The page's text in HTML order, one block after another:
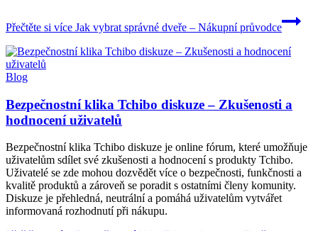
Přečtěte si více Jak vybrat správné dveře – Nákupní průvodce
Blog
Bezpečnostní klika Tchibo diskuze – Zkušenosti a
hodnocení uživatelů
Bezpečnostní klika Tchibo diskuze je online fórum, které umožňuje
uživatelům sdílet své zkušenosti a hodnocení s produkty Tchibo.
Uživatelé se zde mohou dozvědět více o bezpečnosti, funkčnosti a
kvalitě produktů a zároveň se poradit s ostatními členy komunity.
Diskuze je přehledná, neutrální a pomáhá uživatelům vytvářet
informovaná rozhodnutí při nákupu.